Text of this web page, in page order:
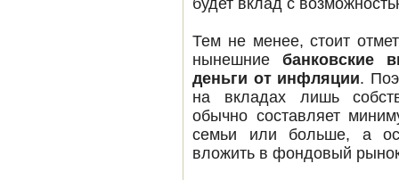
Тем не менее, стоит
нынешниебанковские
деньги от инфляции.
на вкладах лишь
обычно составляет
семьи или больше, а
вложить в фондовый